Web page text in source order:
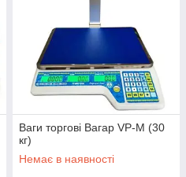
Ваги торгові Вагар VP-M (30
кг)
Немає в наявності